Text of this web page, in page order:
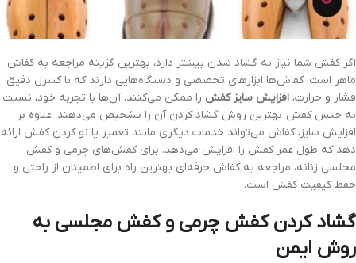
اگر کفش شما نیاز به گشاد شدن بیشتر دارد، بهترین گزینه مراجعه به کفاش
ماهر است. کفاش‌ها ابزارهای تخصصی و دستگاه‌هایی دارند که با کنترل دقیق
فشار و حرارت، افزایش سایز کفش را ممکن می‌کنند. آن‌ها با تجربه خود، نسبت
به جنس کفش بهترین روش گشاد کردن آن را تشخیص می‌دهند. علاوه بر
افزایش سایز، کفاش می‌تواند خدمات دیگری مانند تعمیر یا نو کردن کفش ارائه
دهد که طول عمر کفش را افزایش می‌دهد. برای کفش‌های چرمی و کفش
مجلسی زنانه، مراجعه به کفاش حرفه‌ای بهترین راه برای اطمینان از راحتی و
حفظ کیفیت کفش است.
گشاد کردن کفش چرمی و کفش مجلسی به
روش ایمن